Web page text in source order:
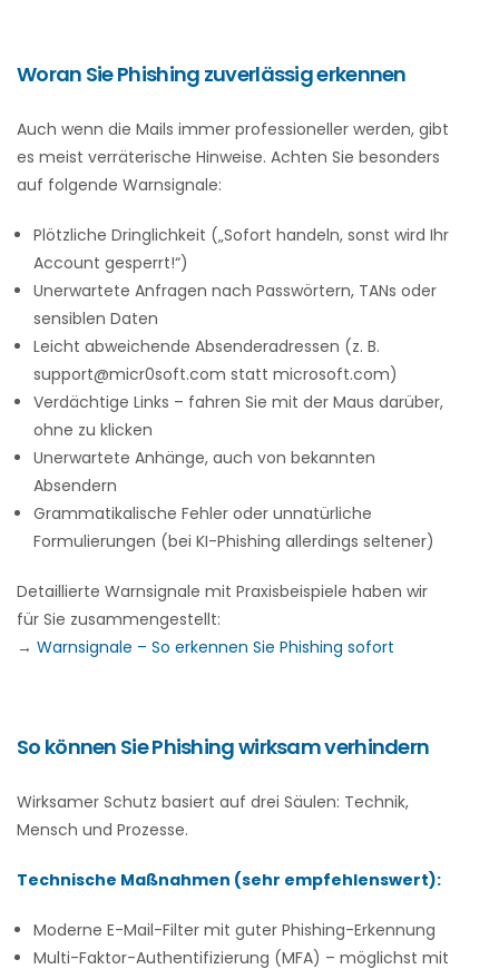
Woran Sie Phishing zuverlässig erkennen
Auch wenn die Mails immer professioneller werden, gibt
es meist verräterische Hinweise. Achten Sie besonders
auf folgende Warnsignale:
Plötzliche Dringlichkeit („Sofort handeln, sonst wird Ihr
Account gesperrt!“)
Unerwartete Anfragen nach Passwörtern, TANs oder
sensiblen Daten
Leicht abweichende Absenderadressen (z. B.
support@micr0soft.com statt microsoft.com)
Verdächtige Links – fahren Sie mit der Maus darüber,
ohne zu klicken
Unerwartete Anhänge, auch von bekannten
Absendern
Grammatikalische Fehler oder unnatürliche
Formulierungen (bei KI-Phishing allerdings seltener)
Detaillierte Warnsignale mit Praxisbeispiele haben wir
für Sie zusammengestellt:
→ Warnsignale – So erkennen Sie Phishing sofort
So können Sie Phishing wirksam verhindern
Wirksamer Schutz basiert auf drei Säulen: Technik,
Mensch und Prozesse.
Technische Maßnahmen (sehr empfehlenswert):
Moderne E-Mail-Filter mit guter Phishing-Erkennung
Multi-Faktor-Authentifizierung (MFA) – möglichst mit